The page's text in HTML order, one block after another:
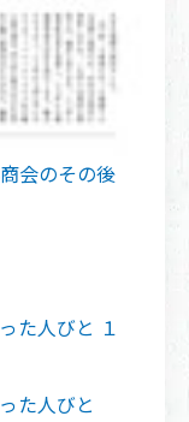
会のその後
た人びと １
た人びと